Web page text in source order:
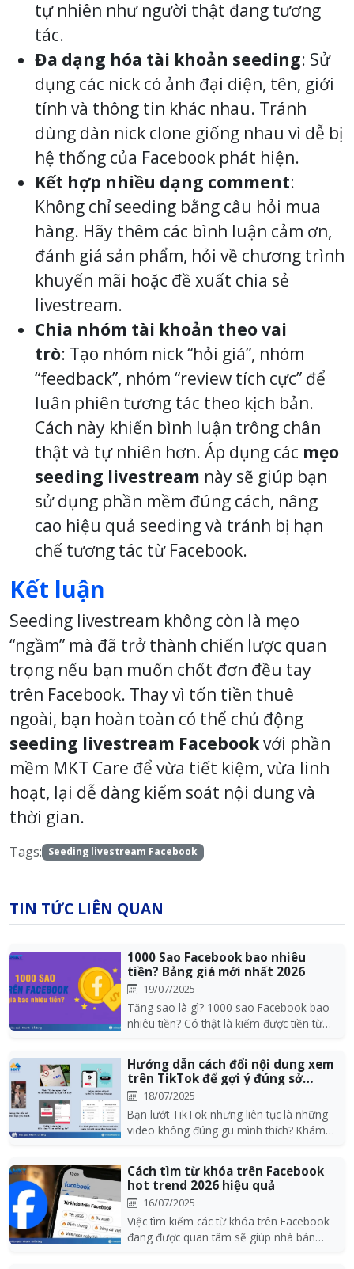
tự nhiên như người thật đang tương
tác.
Đa dạng hóa tài khoản seeding: Sử
dụng các nick có ảnh đại diện, tên, giới
tính và thông tin khác nhau. Tránh
dùng dàn nick clone giống nhau vì dễ bị
hệ thống của Facebook phát hiện.
Kết hợp nhiều dạng comment:
Không chỉ seeding bằng câu hỏi mua
hàng. Hãy thêm các bình luận cảm ơn,
đánh giá sản phẩm, hỏi về chương trình
khuyến mãi hoặc đề xuất chia sẻ
livestream.
Chia nhóm tài khoản theo vai
trò: Tạo nhóm nick “hỏi giá”, nhóm
“feedback”, nhóm “review tích cực” để
luân phiên tương tác theo kịch bản.
Cách này khiến bình luận trông chân
thật và tự nhiên hơn. Áp dụng các mẹo
seeding livestream này sẽ giúp bạn
sử dụng phần mềm đúng cách, nâng
cao hiệu quả seeding và tránh bị hạn
chế tương tác từ Facebook.
Kết luận
Seeding livestream không còn là mẹo
“ngầm” mà đã trở thành chiến lược quan
trọng nếu bạn muốn chốt đơn đều tay
trên Facebook. Thay vì tốn tiền thuê
ngoài, bạn hoàn toàn có thể chủ động
seeding livestream Facebookvới phần
mềm MKT Care để vừa tiết kiệm, vừa linh
hoạt, lại dễ dàng kiểm soát nội dung và
thời gian.
Tags: Seeding livestream Facebook
TIN TỨC LIÊN QUAN
1000 Sao Facebook bao nhiêu
tiền? Bảng giá mới nhất 2026
19/07/2025
Tặng sao là gì? 1000 sao Facebook bao
nhiêu tiền? Có thật là kiếm được tiền từ
Hướng dẫn cách đổi nội dung xem
trên TikTok để gợi ý đúng sở
thích18/07/2025
Bạn lướt TikTok nhưng liên tục là những
video không đúng gu mình thích? Khám
Cách tìm từ khóa trên Facebook
hot trend 2026 hiệu quả
16/07/2025
Việc tìm kiếm các từ khóa trên Facebook
đang được quan tâm sẽ giúp nhà bán